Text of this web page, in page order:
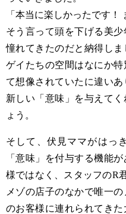
「本当に楽しかったです！
そう言って頭を下げる美
憧れてきたのだと納得しま
ゲイたちの空間はなにか
て想像されていたに違い
新しい「意味」を与えて
ょう。
そして、伏見ママがはっ
「意味」を付与する機能
様ではなく、スタッフのR
メゾの店子のなかで唯一
のお客様に連れられてき